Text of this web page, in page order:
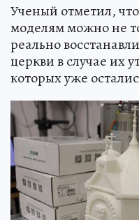
Ученый отметил,
моделям можно не
реально
церкви в случае их
которых уже